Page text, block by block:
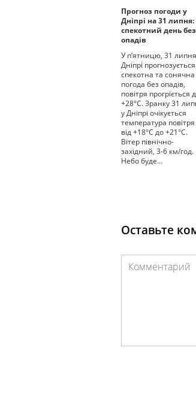
Прогноз погоди у
Дніпрі на 31 липня:
спекотний день без
опадів
У п’ятницю, 31
Дніпрі прогнозується
спекотна та сонячна
погода без опадів,
повітря прогріється
+28°С. Зранку 31
у Дніпрі очікується
температура повітря
від +18°С до +21°С.
Вітер північно-
західний, 3-6 км/год.
Небо буде…
Оставьте